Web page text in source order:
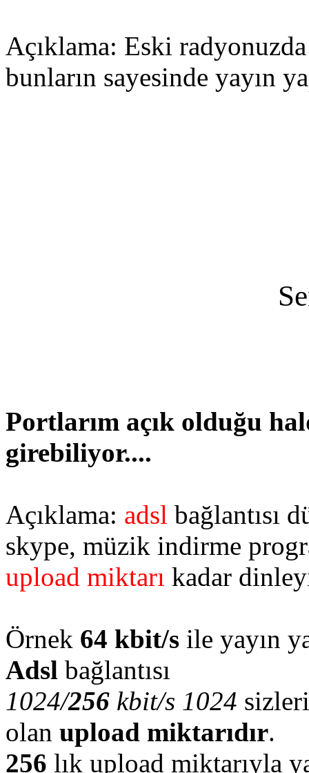
Açıklama: Eski
bunların sayesinde yayın
Portlarım açık olduğu
girebiliyor....
Açıklama: adsl bağlantısı
skype, müzik indirme
upload miktarı kadar
Örnek 64 kbit/s ile yayın
Adsl bağlantısı
1024/256 kbit/s 1024
olan upload miktarıdır.
256 lık upload miktarıyla